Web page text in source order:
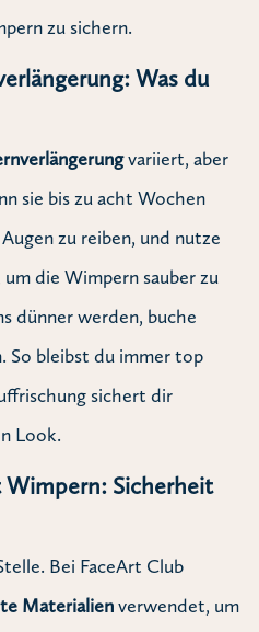
zu sichern.
Was du
variiert, aber
sie bis zu acht Wochen
zu reiben, und nutze
die Wimpern sauber zu
dünner werden, buche
So bleibst du immer top
sichert dir
Look.
Sicherheit
Bei FaceArt Club
Materialienverwendet, um